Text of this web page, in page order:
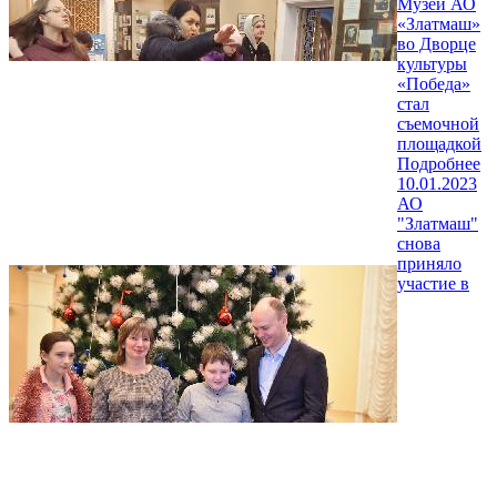
«Златмаш»
во Дворце
культуры
«Победа»
стал
съемочной
площадкой
Подробнее
10.01.2023
АО
"Златмаш"
снова
приняло
участие в